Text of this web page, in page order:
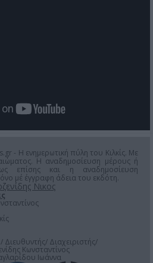
- Η ενημερωτική πύλη του Κιλκίς. Με
Η αναδημοσίευση μέρους ή
επίσης και η αναδημοσίευση
μέ έγγραφη άδεια του εκδότη.
Νικος
Διευθυντής/ Διαχειριστής/
Κωνσταντίνος
Ιωάννα